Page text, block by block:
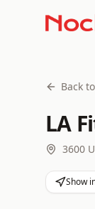
Back
LA
3600
Show